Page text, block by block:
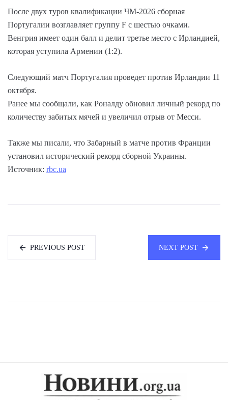
После двух туров квалификации ЧМ-2026 сборная
Португалии возглавляет группу F с шестью очками.
Венгрия имеет один балл и делит третье место с Ирландией,
которая уступила Армении (1:2).
Следующий матч Португалия проведет против Ирландии 11
октября.
Ранее мы сообщали, как Роналду обновил личный рекорд по
количеству забитых мячей и увеличил отрыв от Месси.
Также мы писали, что Забарный в матче против Франции
установил исторический рекорд сборной Украины.
Источник: rbc.ua
PREVIOUS POST NEXT POST